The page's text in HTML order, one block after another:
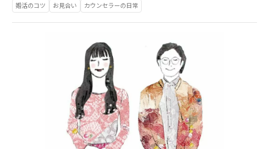
婚活のコツ お見合い カウンセラーの日常